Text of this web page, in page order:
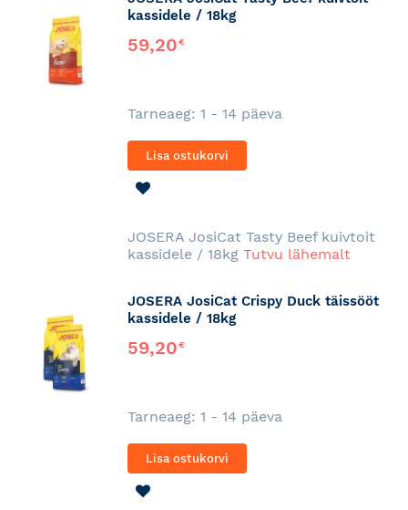
kassidele / 18kg
59,20€
Tarneaeg: 1 - 14 päeva
Lisa ostukorvi
JOSERA JosiCat Tasty Beef kuivtoit
kassidele / 18kg Tutvu lähemalt
JOSERA JosiCat Crispy Duck täissööt
kassidele / 18kg
59,20€
Tarneaeg: 1 - 14 päeva
Lisa ostukorvi